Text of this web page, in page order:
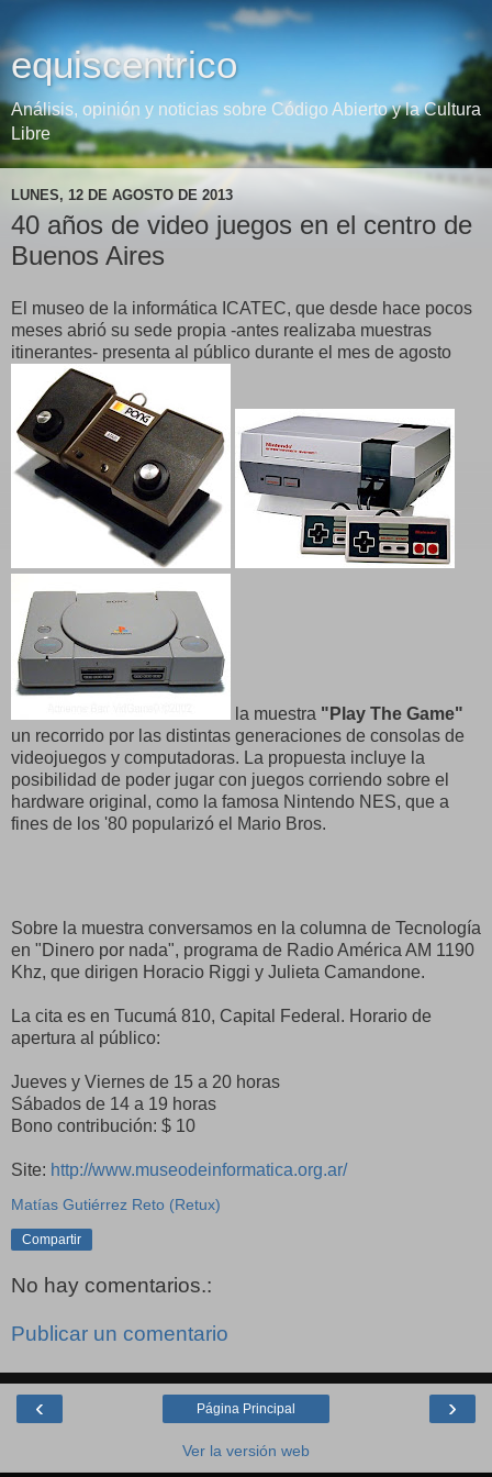
equiscentrico
Análisis, opinión y noticias sobre Código Abierto y la Cultura
Libre
LUNES, 12 DE AGOSTO DE 2013
40 años de video juegos en el centro de
Buenos Aires
El museo de la informática ICATEC, que desde hace pocos
meses abrió su sede propia -antes realizaba muestras
itinerantes- presenta al público durante el mes de agosto
la muestra "Play The Game"
un recorrido por las distintas generaciones de consolas de
videojuegos y computadoras. La propuesta incluye la
posibilidad de poder jugar con juegos corriendo sobre el
hardware original, como la famosa Nintendo NES, que a
fines de los '80 popularizó el Mario Bros.
Sobre la muestra conversamos en la columna de Tecnología
en "Dinero por nada", programa de Radio América AM 1190
Khz, que dirigen Horacio Riggi y Julieta Camandone.
La cita es en Tucumá 810, Capital Federal. Horario de
apertura al público:
Jueves y Viernes de 15 a 20 horas
Sábados de 14 a 19 horas
Bono contribución: $ 10
Site: http://www.museodeinformatica.org.ar/
Matías Gutiérrez Reto (Retux)
Compartir
No hay comentarios.:
Publicar un comentario
‹ ›
Página Principal
Ver la versión web